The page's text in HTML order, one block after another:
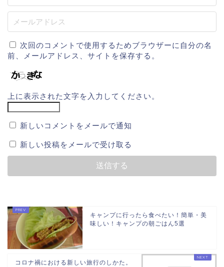
次回のコメントで使用するためブラウザーに自分の名
前、メールアドレス、サイトを保存する。
上に表示された文字を入力してください。
新しいコメントをメールで通知
新しい投稿をメールで受け取る
キャンプに行ったら食べたい！簡単・美
味しい！キャンプの朝ごはん5選
コロナ禍における新しい旅行のしかた。